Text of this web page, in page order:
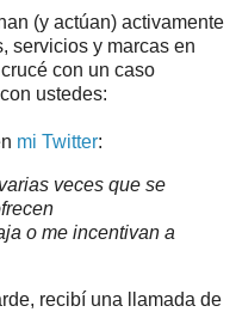
(y actúan) activamente
servicios y marcas en
con un caso
ustedes:
mi Twitter:
veces que se
o me incentivan a
recibí una llamada de